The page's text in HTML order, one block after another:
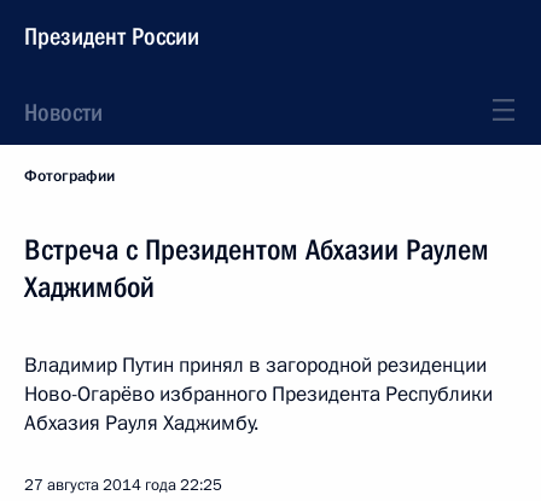
Президент России
Новости
Фотографии
Встреча с Президентом Абхазии Раулем
Хаджимбой
Владимир Путин принял в загородной резиденции
Ново-Огарёво избранного Президента Республики
Абхазия Рауля Хаджимбу.
27 августа 2014 года22:25